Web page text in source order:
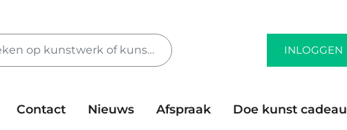
INLOGGEN
Contact Nieuws Afspraak
Doe kunst cadeau